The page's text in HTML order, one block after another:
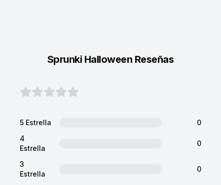
Sprunki Halloween Reseñas
5 Estrella
0
4
Estrella
0
3
Estrella
0